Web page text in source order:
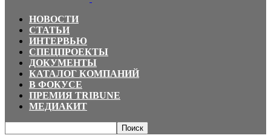
НОВОСТИ
СТАТЬИ
ИНТЕРВЬЮ
СПЕЦПРОЕКТЫ
ДОКУМЕНТЫ
КАТАЛОГ КОМПАНИЙ
В ФОКУСЕ
ПРЕМИЯ TRIBUNE
МЕДИАКИТ